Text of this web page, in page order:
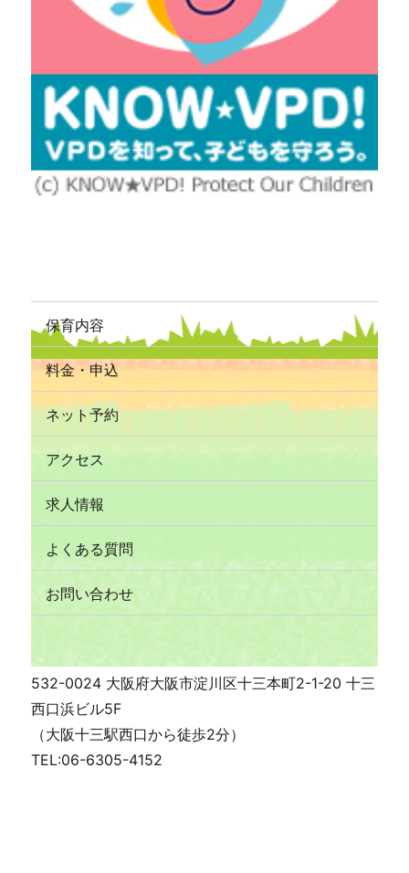
保育内容
料金・申込
ネット予約
アクセス
求人情報
よくある質問
お問い合わせ
532-0024 大阪府大阪市淀川区十三本町2-1-20 十三
西口浜ビル5F
（大阪十三駅西口から徒歩2分）
TEL:06-6305-4152